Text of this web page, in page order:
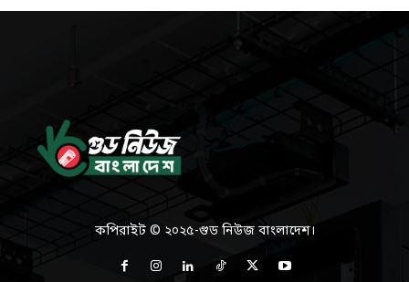
কপিরাইট © ২০২৫-গুড নিউজ বাংলাদেশ।